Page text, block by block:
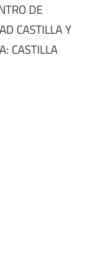
DE
CASTILLA Y
CASTILLA